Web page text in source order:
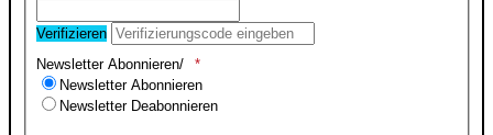
Verifizieren
Newsletter Abonnieren/
Newsletter Abonnieren
Newsletter Deabonnieren